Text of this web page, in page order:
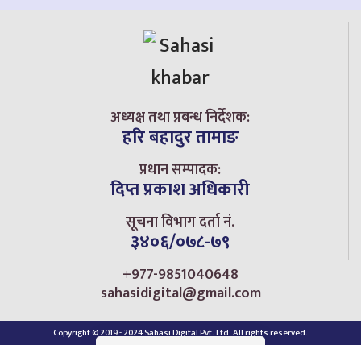
अध्यक्ष तथा प्रबन्ध निर्देशक:
हरि बहादुर तामाङ
प्रधान सम्पादक:
दिप्त प्रकाश अधिकारी
सूचना विभाग दर्ता नं.
३४०६/०७८-७९
+977-9851040648
sahasidigital@gmail.com
Copyright © 2019 - 2024 Sahasi Digital Pvt. Ltd. All rights reserved.